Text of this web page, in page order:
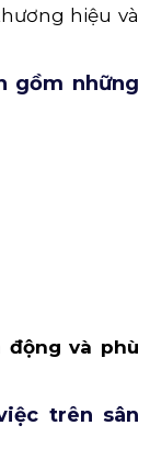
hiệu và
gồm những
động và phù
trên sân